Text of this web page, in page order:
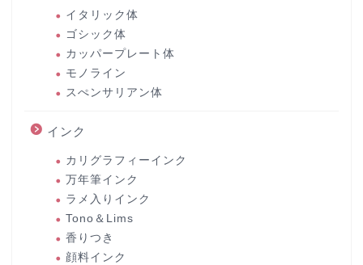
イタリック体
ゴシック体
カッパープレート体
モノライン
スぺンサリアン体
インク
カリグラフィーインク
万年筆インク
ラメ入りインク
Tono＆Lims
香りつき
顔料インク